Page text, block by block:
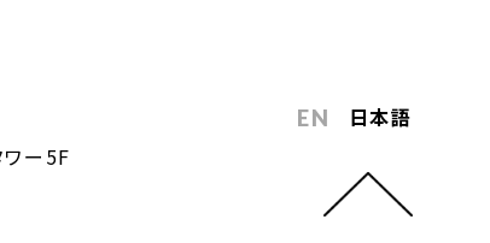
EN 日本語
ワー5F